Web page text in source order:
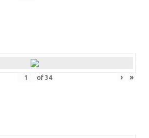
of 34 › »